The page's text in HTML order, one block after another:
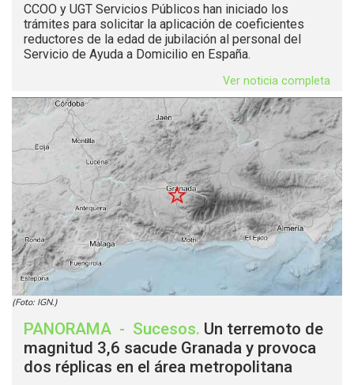
CCOO y UGT Servicios Públicos han iniciado los
trámites para solicitar la aplicación de coeficientes
reductores de la edad de jubilación al personal del
Servicio de Ayuda a Domicilio en España.
Ver noticia completa
(Foto: IGN.)
PANORAMA - Sucesos. Un terremoto de
magnitud 3,6 sacude Granada y provoca
dos réplicas en el área metropolitana